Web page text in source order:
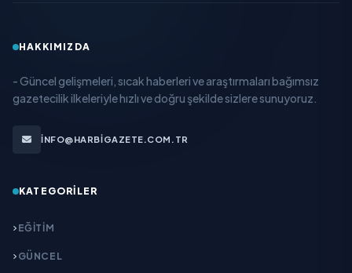
HAKKIMIZDA
- Güncel gelişmeleri, sıcak haberleri ve araştırmaları bağımsız
gazetecilik ilkeleriyle hızlı ve doğru şekilde sizlere sunuyoruz.
INFO@HARBIGAZETE.COM.TR
KATEGORILER
EĞITIM
GÜNCEL